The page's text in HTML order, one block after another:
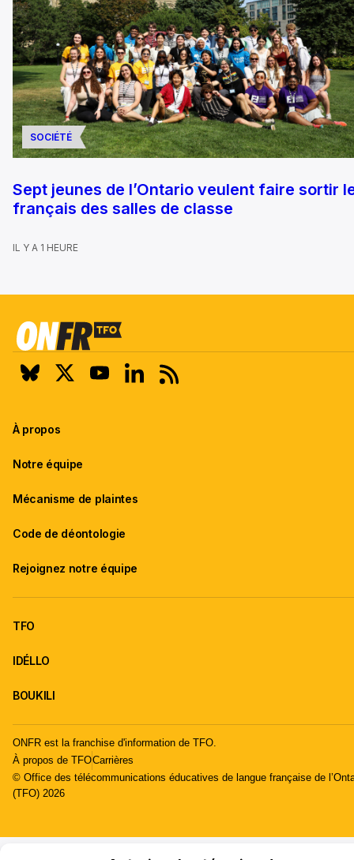
SOCIÉTÉ
Sept jeunes de l’Ontario veulent faire sortir
français des salles de classe
IL Y A 1 HEURE
À propos
Notre équipe
Mécanisme de plaintes
Code de déontologie
Rejoignez notre équipe
TFO
IDÉLLO
BOUKILI
ONFR est la franchise d'information de TFO.
À propos de TFOCarrières
© Office des télécommunications éducatives de langue française de
(TFO) 2026